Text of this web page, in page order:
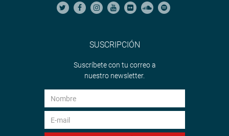
SUSCRIPCIÓN
Suscríbete con tu correo a
nuestro newsletter.